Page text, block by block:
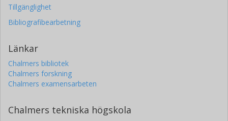
Tillgänglighet
Bibliografibearbetning
Länkar
Chalmers bibliotek
Chalmers forskning
Chalmers examensarbeten
Chalmers tekniska högskola